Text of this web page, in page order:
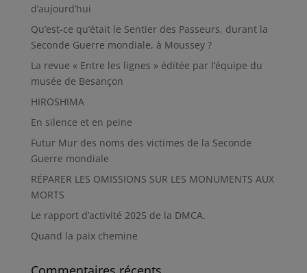
d’aujourd’hui
Qu’est-ce qu’était le Sentier des Passeurs, durant la
Seconde Guerre mondiale, à Moussey ?
La revue « Entre les lignes » éditée par l’équipe du
musée de Besançon
HIROSHIMA
En silence et en peine
Futur Mur des noms des victimes de la Seconde
Guerre mondiale
RÉPARER LES OMISSIONS SUR LES MONUMENTS AUX
MORTS
Le rapport d’activité 2025 de la DMCA.
Quand la paix chemine